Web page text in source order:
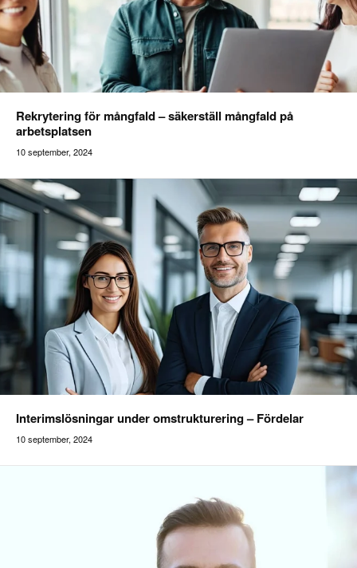
Addilon
Rekrytering för mångfald – säkerställ mångfald på
arbetsplatsen
10 september, 2024
Addilon
Interimslösningar under omstrukturering – Fördelar
10 september, 2024